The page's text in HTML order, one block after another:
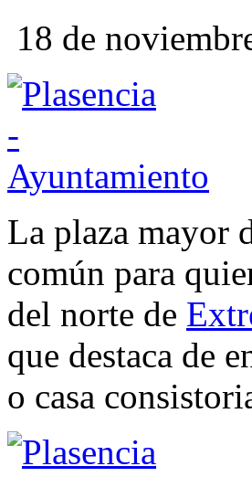
18 de
La plaza mayor
común para
del norte de
que destaca de
o casa